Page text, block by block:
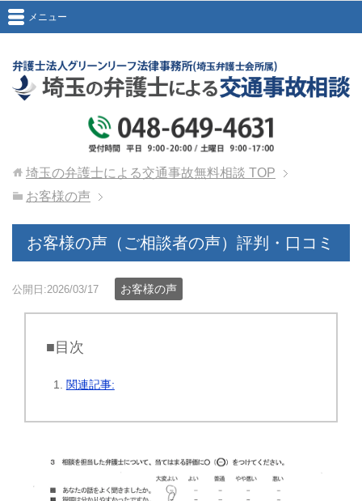
メニュー
埼玉の弁護士による交通事故無料相談 TOP
お客様の声
お客様の声（ご相談者の声）評判・口コミ
公開日:2026/03/17 お客様の声
■目次
関連記事: